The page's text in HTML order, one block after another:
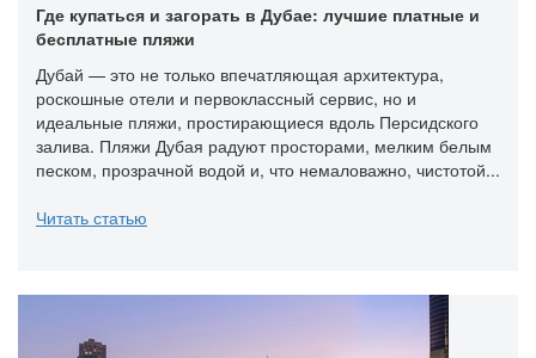
Где купаться и загорать в Дубае: лучшие платные и
бесплатные пляжи
Дубай — это не только впечатляющая архитектура,
роскошные отели и первоклассный сервис, но и
идеальные пляжи, простирающиеся вдоль Персидского
залива. Пляжи Дубая радуют просторами, мелким белым
песком, прозрачной водой и, что немаловажно, чистотой...
Читать статью